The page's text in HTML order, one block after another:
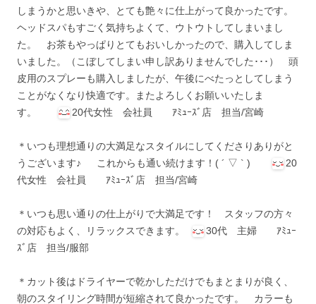
しまうかと思いきや、とても艶々に仕上がって良かったです。
ヘッドスパもすごく気持ちよくて、ウトウトしてしまいまし
た。 お茶もやっぱりとてもおいしかったので、購入してしま
いました。（こぼしてしまい申し訳ありませんでした･･･） 頭
皮用のスプレーも購入しましたが、午後にべたっとしてしまう
ことがなくなり快適です。またよろしくお願いいたしま
す。
20代女性 会社員 ｱﾐｭｰｽﾞ店 担当/宮崎
＊いつも理想通りの大満足なスタイルにしてくださりありがと
うございます♪ これからも通い続けます！( ´ ▽ ` )
20
代女性 会社員 ｱﾐｭｰｽﾞ店 担当/宮崎
＊いつも思い通りの仕上がりで大満足です！ スタッフの方々
の対応もよく、リラックスできます。
30代 主婦 ｱﾐｭｰ
ｽﾞ店 担当/服部
＊カット後はドライヤーで乾かしただけでもまとまりが良く、
朝のスタイリング時間が短縮されて良かったです。 カラーも